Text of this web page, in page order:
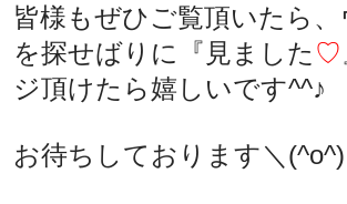
皆様もぜひご覧頂いたら
を探せばりに『見ました ♡
ジ頂けたら嬉しいです^^♪
お待ちしております＼(^o^)